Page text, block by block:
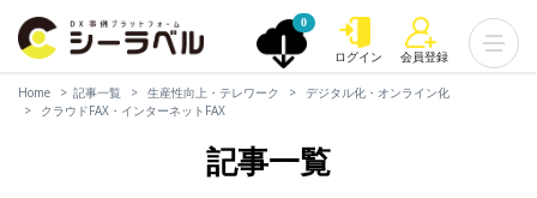
0
ログイン 会員登録
Home 記事一覧 生産性向上・テレワーク
デジタル化・オンライン化
クラウドFAX・インターネットFAX
記事一覧